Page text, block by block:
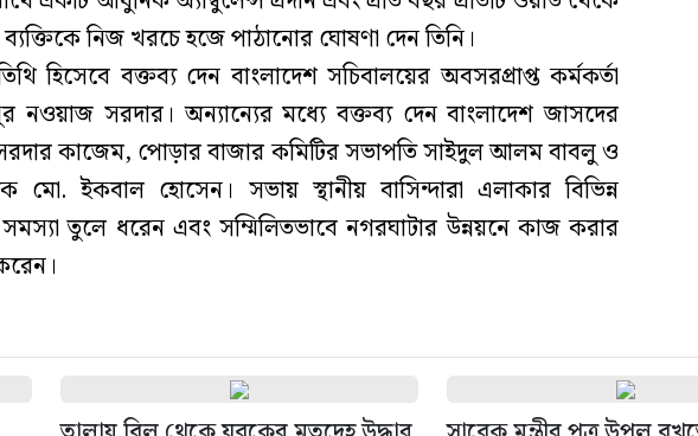
নিজ খরচে হজে পাঠানোর ঘোষণা দেন তিনি।
হিসেবে বক্তব্য দেন বাংলাদেশ সচিবালয়ের অবসরপ্রাপ্ত কর্মকর্তা
সরদার। অন্যান্যের মধ্যে বক্তব্য দেন বাংলাদেশ জাসদের
কাজেম, পোড়ার বাজার কমিটির সভাপতি সাইদুল আলম বাবলু ও
মো. ইকবাল হোসেন। সভায় স্থানীয় বাসিন্দারা এলাকার বিভিন্ন
তুলে ধরেন এবং সম্মিলিতভাবে নগরঘাটার উন্নয়নে কাজ করার